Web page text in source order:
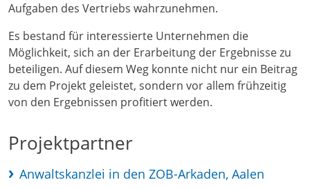
Aufgaben des Vertriebs wahrzunehmen.
Es bestand für interessierte Unternehmen die
Möglichkeit, sich an der Erarbeitung der Ergebnisse zu
beteiligen. Auf diesem Weg konnte nicht nur ein Beitrag
zu dem Projekt geleistet, sondern vor allem frühzeitig
von den Ergebnissen profitiert werden.
Projektpartner
Anwaltskanzlei in den ZOB-Arkaden, Aalen